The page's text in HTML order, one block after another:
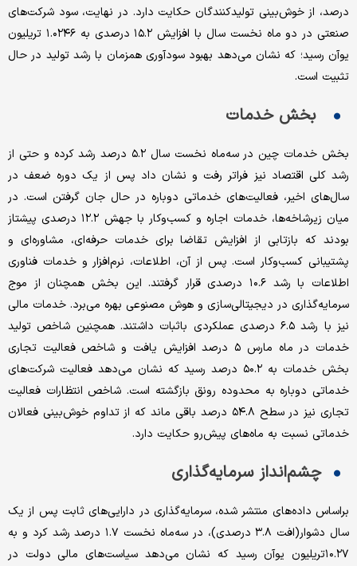
درصد، از خوش‌بینی تولیدکنندگان حکایت دارد. در نهایت، سود شرکت‌های
صنعتی در دو ماه نخست سال با افزایش ۱۵.۲ درصدی به ۱.۰۲۴۶ تریلیون
یوآن رسید؛ که نشان می‌دهد بهبود سودآوری همزمان با رشد تولید در حال
تثبیت است.
بخش خدمات
بخش خدمات چین در سه‌ماه نخست سال ۵.۲ درصد رشد کرده و حتی از
رشد کلی اقتصاد نیز فراتر رفت و نشان داد پس از یک دوره ضعف در
سال‌های اخیر، فعالیت‌های خدماتی دوباره در حال جان گرفتن است. در
میان زیرشاخه‌ها، خدمات اجاره و کسب‌وکار با جهش ۱۲.۲ درصدی پیشتاز
بودند که بازتابی از افزایش تقاضا برای خدمات حرفه‌ای، مشاوره‌ای و
پشتیبانی کسب‌وکار است. پس از آن، اطلاعات، نرم‌افزار و خدمات فناوری
اطلاعات با رشد ۱۰.۶ درصدی قرار گرفتند. این بخش همچنان از موج
سرمایه‌گذاری در دیجیتالی‌سازی و هوش مصنوعی بهره می‌برد. خدمات مالی
نیز با رشد ۶.۵ درصدی عملکردی باثبات داشتند. همچنین شاخص تولید
خدمات در ماه مارس ۵ درصد افزایش یافت و شاخص فعالیت تجاری
بخش خدمات به ۵۰.۲ درصد رسید که نشان می‌دهد فعالیت شرکت‌های
خدماتی دوباره به محدوده رونق بازگشته است. شاخص انتظارات فعالیت
تجاری نیز در سطح ۵۴.۸ درصد باقی ماند که از تداوم خوش‌بینی فعالان
خدماتی نسبت به ماه‌های پیش‌رو حکایت دارد.
چشم‌انداز سرمایه‌گذاری
براساس داده‌های منتشر شده، سرمایه‌گذاری در دارایی‌های ثابت پس از یک
سال دشوار(افت ۳.۸ درصدی)، در سه‌ماه نخست ۱.۷ درصد رشد کرد و به
۱۰.۲۷تریلیون یوآن رسید که نشان می‌دهد سیاست‌های مالی دولت در